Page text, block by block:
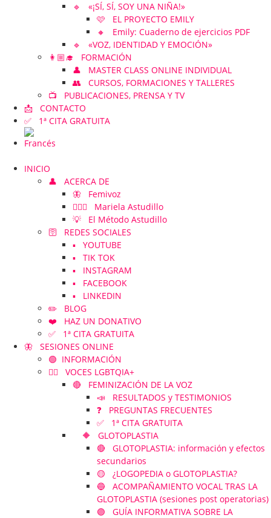
🔹 «¡SÍ, SÍ, SOY UNA NIÑA!»
🩷 EL PROYECTO EMILY
🔸 Emily: Cuaderno de ejercicios PDF
🔹 «VOZ, IDENTIDAD Y EMOCIÓN»
👩🏼‍🎓 FORMACIÓN
👤 MASTER CLASS ONLINE INDIVIDUAL
👥 CURSOS, FORMACIONES Y TALLERES
📺 PUBLICACIONES, PRENSA Y TV
📩 CONTACTO
✅ 1ª CITA GRATUITA
INICIO
👤 ACERCA DE
🦋 Femivoz
👱🏻‍♀️ Mariela Astudillo
💡 El Método Astudillo
🛜 REDES SOCIALES
▪️ YOUTUBE
▪️ TIK TOK
▪️ INSTAGRAM
▪️ FACEBOOK
▪️ LINKEDIN
✏️ BLOG
❤️ HAZ UN DONATIVO
✅ 1ª CITA GRATUITA
🦋 SESIONES ONLINE
🟢 INFORMACIÓN
🏳️‍🌈 VOCES LGBTQIA+
🔴 FEMINIZACIÓN DE LA VOZ
📣 RESULTADOS y TESTIMONIOS
❓ PREGUNTAS FRECUENTES
✅ 1ª CITA GRATUITA
🔶 GLOTOPLASTIA
🔴 GLOTOPLASTIA: información y efectos
secundarios
🟡 ¿LOGOPEDIA o GLOTOPLASTIA?
🔵 ACOMPAÑAMIENTO VOCAL TRAS LA
GLOTOPLASTIA (sesiones post operatorias)
🟣 GUÍA INFORMATIVA SOBRE LA